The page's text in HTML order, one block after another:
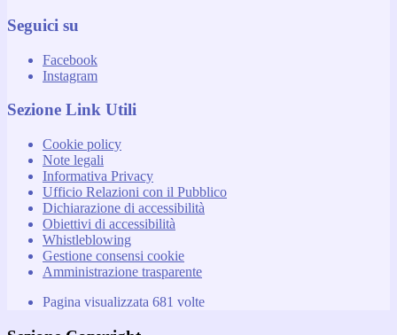
Seguici su
Facebook
Instagram
Sezione Link Utili
Cookie policy
Note legali
Informativa Privacy
Ufficio Relazioni con il Pubblico
Dichiarazione di accessibilità
Obiettivi di accessibilità
Whistleblowing
Gestione consensi cookie
Amministrazione trasparente
Pagina visualizzata 681 volte